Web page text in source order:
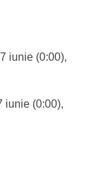
iunie (0:00),
iunie (0:00),